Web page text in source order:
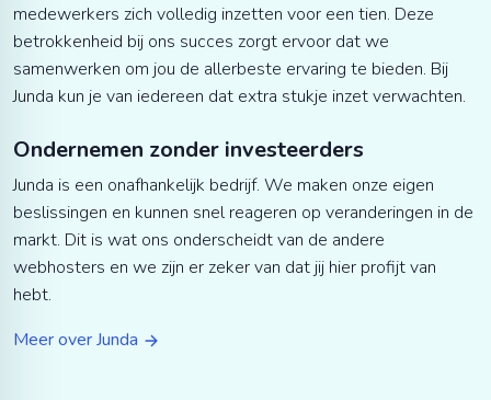
medewerkers zich volledig inzetten voor een tien. Deze
betrokkenheid bij ons succes zorgt ervoor dat we
samenwerken om jou de allerbeste ervaring te bieden. Bij
Junda kun je van iedereen dat extra stukje inzet verwachten.
Ondernemen zonder investeerders
Junda is een onafhankelijk bedrijf. We maken onze eigen
beslissingen en kunnen snel reageren op veranderingen in de
markt. Dit is wat ons onderscheidt van de andere
webhosters en we zijn er zeker van dat jij hier profijt van
hebt.
Meer over Junda